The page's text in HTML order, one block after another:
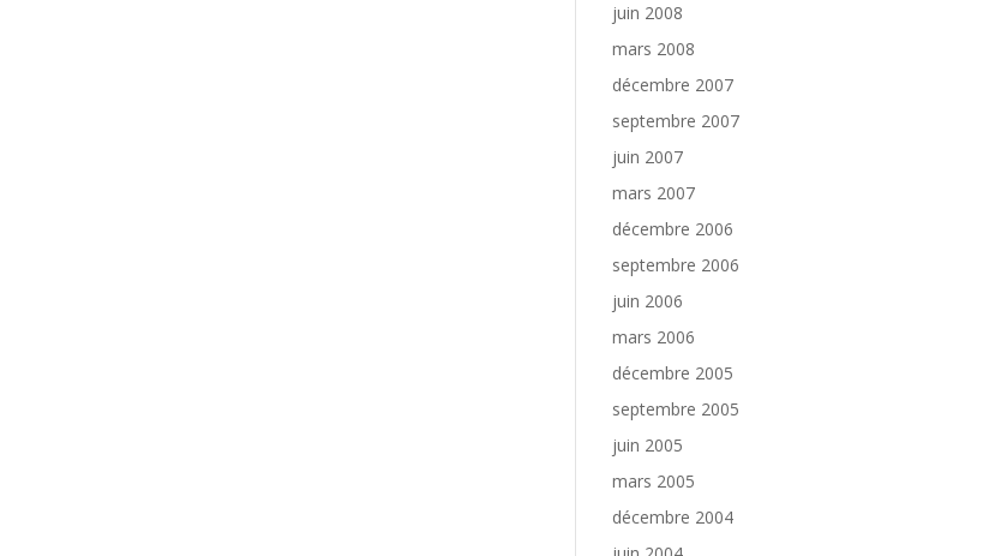
juin 2008
mars 2008
décembre 2007
septembre 2007
juin 2007
mars 2007
décembre 2006
septembre 2006
juin 2006
mars 2006
décembre 2005
septembre 2005
juin 2005
mars 2005
décembre 2004